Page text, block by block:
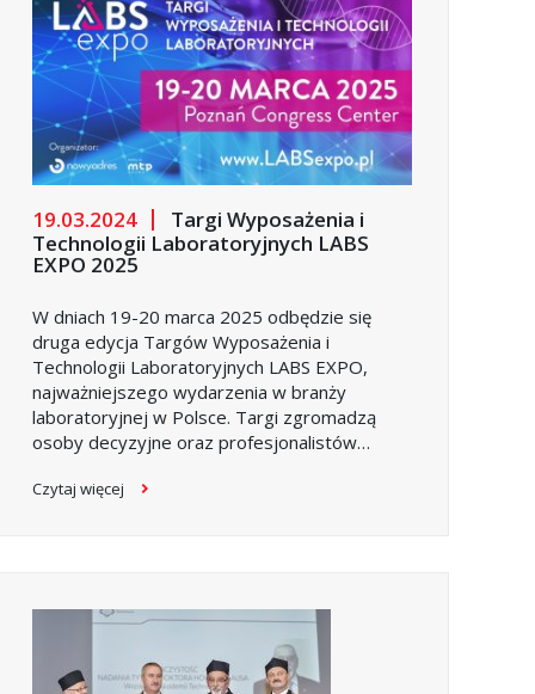
19.03.2024
Targi Wyposażenia i
Technologii Laboratoryjnych LABS
EXPO 2025
W dniach 19-20 marca 2025 odbędzie się
druga edycja Targów Wyposażenia i
Technologii Laboratoryjnych LABS EXPO,
najważniejszego wydarzenia w branży
laboratoryjnej w Polsce. Targi zgromadzą
osoby decyzyjne oraz profesjonalistów
działach kontroli jakości, działach R&D,
Czytaj więcej